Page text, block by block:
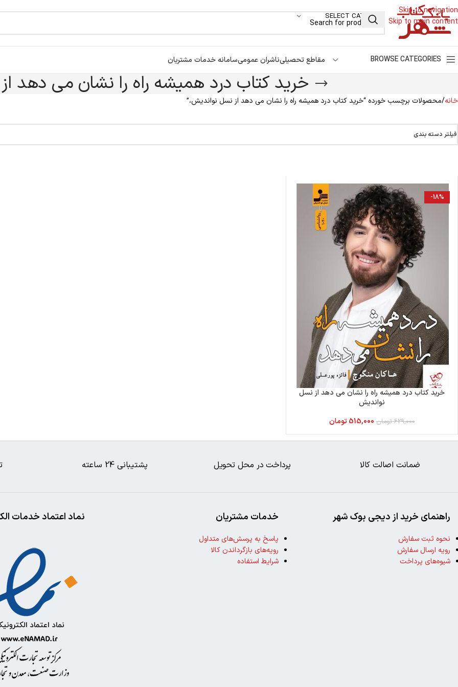
Skip to navigation
Skip to main content
SELECT CATEGORY
BROWSE CATEGORIES مقاطع تحصیلیناشران عمومیسامانه خدمات مشتریان
خرید کتاب درد همیشه راه را نشان می دهد
خانه محصولات برچسب خورده “خرید کتاب درد همیشه راه را نشان می دهد از نسل نواندیش،”
فیلتر دسته بندی
-18%
خرید کتاب درد همیشه راه را نشان می دهد از نسل
نواندیش
629,000 تومان 515,000 تومان
ضمانت اصالت کالا پرداخت در محل تحویل پشتیبانی 24 ساعته
نماد اعتماد خدمات خدمات مشتریان
پاسخ به پرسش‌های متداول
رویه‌های بازگرداندن کالا
شرایط استفاده
راهنمای خرید از دیجی بوک شهر
نحوه ثبت سفارش
رویه ارسال سفارش
شیوه‌های پرداخت